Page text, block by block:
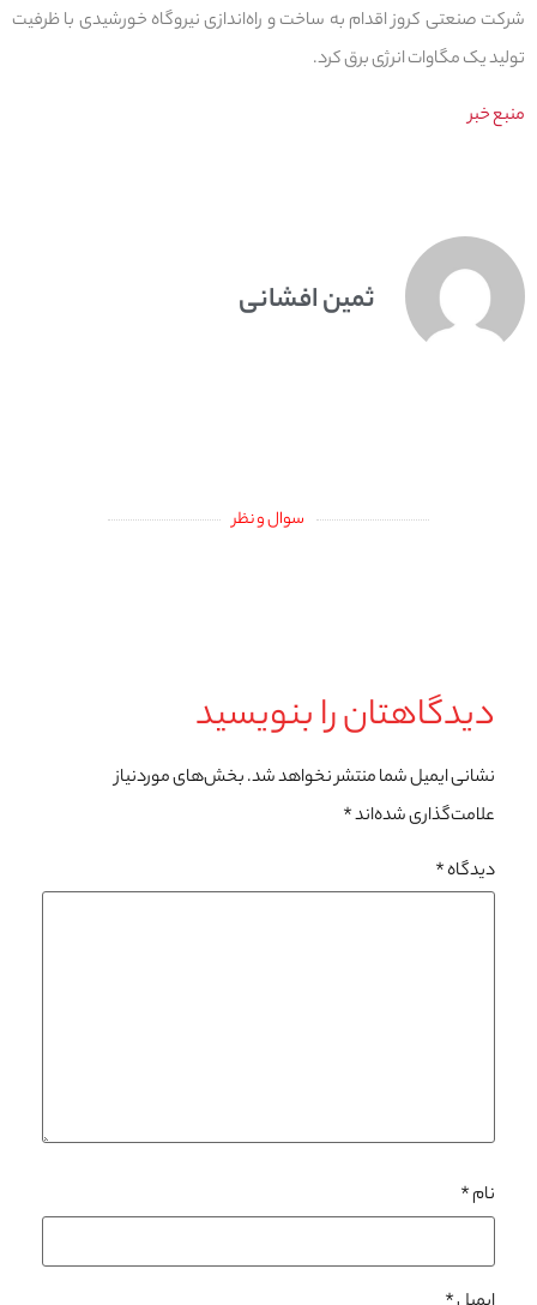
شرکت صنعتی کروز اقدام به ساخت و راه‌اندازی نیروگاه خورشیدی با ظرفیت
تولید یک مگاوات انرژی برق کرد.
منبع خبر
ثمین افشانی
سوال و نظر
دیدگاهتان را بنویسید
نشانی ایمیل شما منتشر نخواهد شد.بخش‌های موردنیاز
علامت‌گذاری شده‌اند*
دیدگاه*
نام*